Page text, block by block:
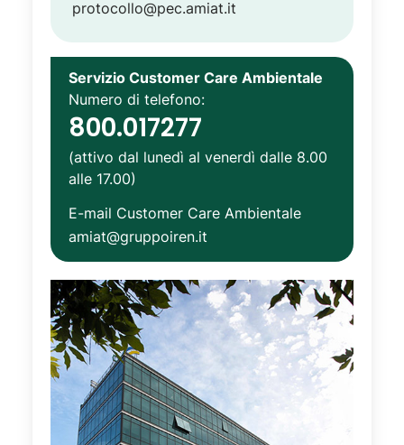
protocollo@pec.amiat.it
Servizio Customer Care Ambientale
Numero di telefono:
800.017277
(attivo dal lunedì al venerdì dalle 8.00
alle 17.00)
E-mail Customer Care Ambientale
amiat@gruppoiren.it